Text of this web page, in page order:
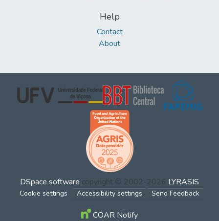
Help
Contact
About
DSpace software copyright © 2002-2026 LYRASIS
Cookie settings Accessibility settings Send Feedback
COAR Notify